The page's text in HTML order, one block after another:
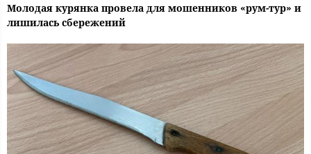
Молодая курянка провела для мошенников «рум-тур» и
лишилась сбережений